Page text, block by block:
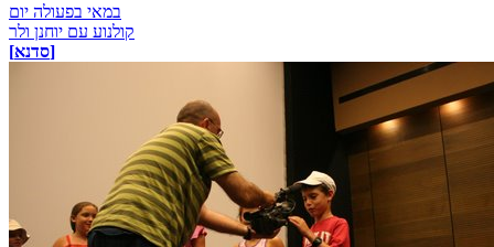
במאי בפעולה יום
קולנוע עם יוחנן ולר
[סדנא]